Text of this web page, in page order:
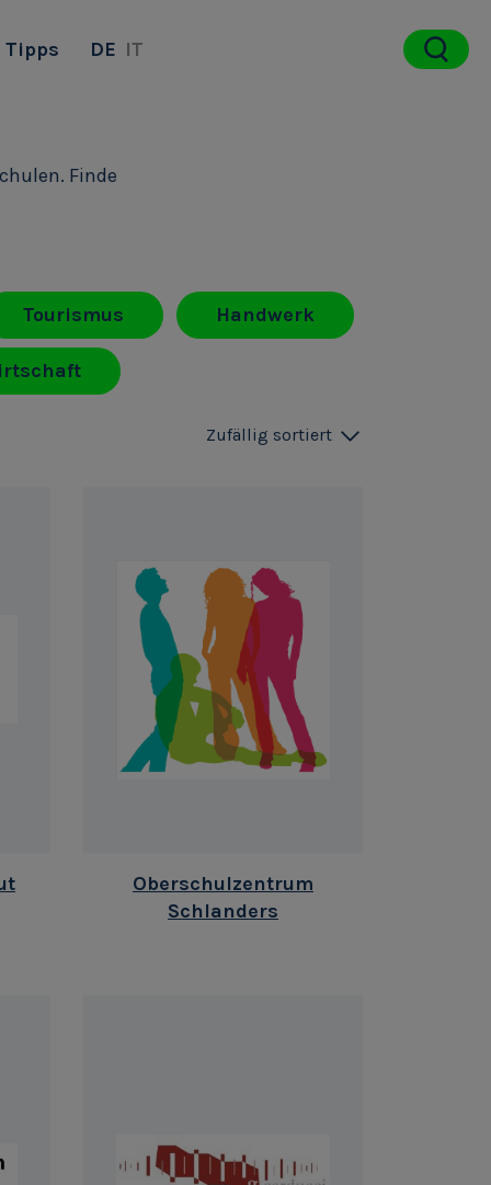
Tipps DE IT
Finde
Tourismus Handwerk
Zufällig sortiert
Oberschulzentrum
Schlanders